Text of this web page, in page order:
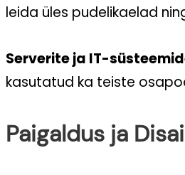
leida üles pudelikaelad
Serverite ja IT-
kasutatud ka teiste
Paigaldus ja